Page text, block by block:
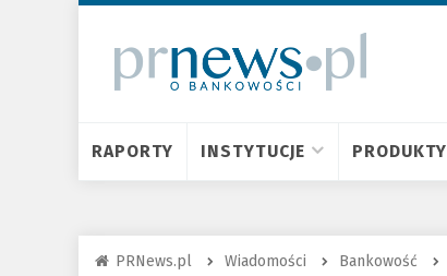
RAPORTY INSTYTUCJE PRODUKTY
PRNews.pl Wiadomości Bankowość